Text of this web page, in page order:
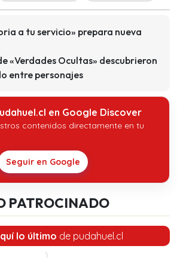
a tu servicio» prepara nueva
«Verdades Ocultas» descubrieron
entre personajes
en Google Discover
contenidos directamente en tu
Seguir en Google
PATROCINADO
lo último de pudahuel.cl